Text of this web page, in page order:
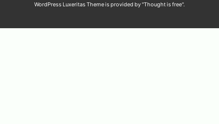
WordPress Luxeritas Theme is provided by "Thought is free".